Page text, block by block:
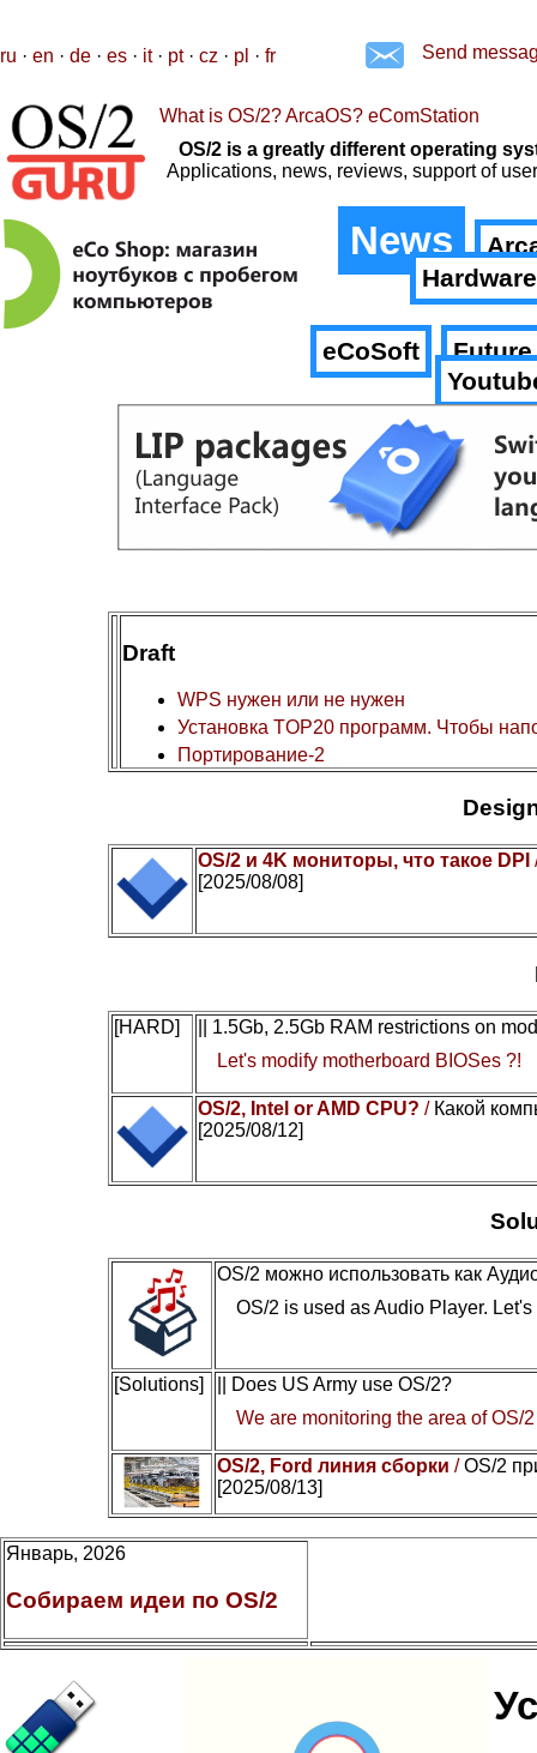
ru · en · de · es · it· pt· cz · pl · fr Send
What is OS/2? ArcaOS? eComStation
OS/2 is a greatly different operating
Applications, news, reviews, support of
News
Hardware
eCoSoft
Future
Draft
WPS нужен или не нужен
Установка TOP20 программ. Чтобы
Портирование-2
OS/2 и 4K мониторы, что такое DPI
[2025/08/08]
[HARD]
|| 1.5Gb, 2.5Gb RAM restrictions on
Let's modify motherboard BIOSes ?!
OS/2, Intel or AMD CPU? / Какой
[2025/08/12]
OS/2 можно использовать как
OS/2 is used as Audio Player.
[Solutions]
|| Does US Army use OS/2?
We are monitoring the area of OS/
OS/2, Ford линия сборки /OS/2
[2025/08/13]
Январь, 2026
Собираем идеи по OS/2